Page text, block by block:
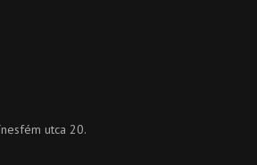
utca 20.